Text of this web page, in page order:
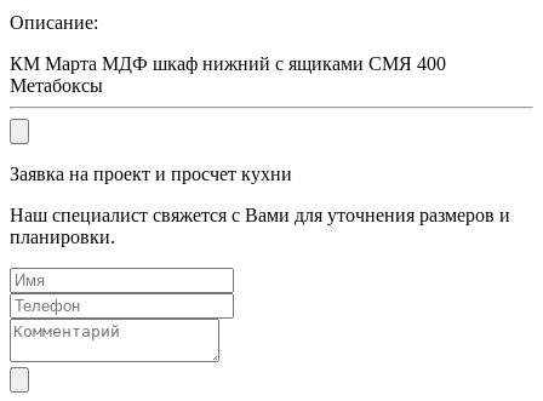
Описание:
КМ Марта МДФ шкаф нижний с ящиками СМЯ 400
Метабоксы
Заявка на проект и просчет кухни
Наш специалист свяжется с Вами для уточнения размеров и
планировки.